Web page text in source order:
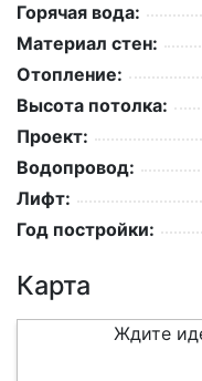
Горячая вода:
Материал стен:
Отопление:
Высота потолка:
Проект:
Водопровод:
Лифт:
Год постройки:
Карта
Ждите